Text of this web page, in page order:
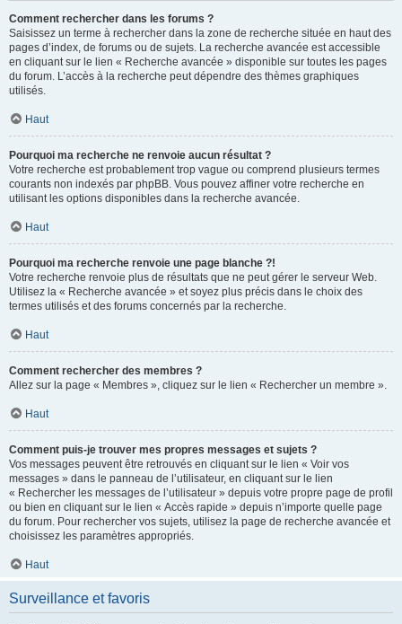
Comment rechercher dans les forums ?
Saisissez un terme à rechercher dans la zone de recherche située en haut des
pages d’index, de forums ou de sujets. La recherche avancée est accessible
en cliquant sur le lien « Recherche avancée » disponible sur toutes les pages
du forum. L’accès à la recherche peut dépendre des thèmes graphiques
utilisés.
Haut
Pourquoi ma recherche ne renvoie aucun résultat ?
Votre recherche est probablement trop vague ou comprend plusieurs termes
courants non indexés par phpBB. Vous pouvez affiner votre recherche en
utilisant les options disponibles dans la recherche avancée.
Haut
Pourquoi ma recherche renvoie une page blanche ?!
Votre recherche renvoie plus de résultats que ne peut gérer le serveur Web.
Utilisez la « Recherche avancée » et soyez plus précis dans le choix des
termes utilisés et des forums concernés par la recherche.
Haut
Comment rechercher des membres ?
Allez sur la page « Membres », cliquez sur le lien « Rechercher un membre ».
Haut
Comment puis-je trouver mes propres messages et sujets ?
Vos messages peuvent être retrouvés en cliquant sur le lien « Voir vos
messages » dans le panneau de l’utilisateur, en cliquant sur le lien
« Rechercher les messages de l’utilisateur » depuis votre propre page de profil
ou bien en cliquant sur le lien « Accès rapide » depuis n’importe quelle page
du forum. Pour rechercher vos sujets, utilisez la page de recherche avancée et
choisissez les paramètres appropriés.
Haut
Surveillance et favoris